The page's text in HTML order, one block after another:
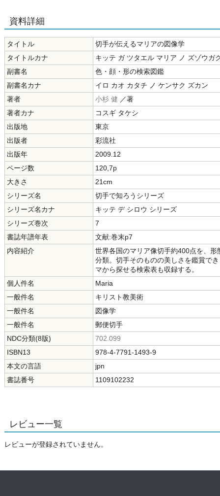
資料詳細
タイトル
切手が伝えるマリアの図像学
タイトルカナ
キッテ ガ ツタエル マリア ノ ズゾウガ
副書名
色・顔・形の検索図鑑
副書名カナ
イロ カオ カタチ ノ ケンサク ズカン
著者
小杉 健 ／著
著者カナ
コスギ タケシ
出版地
東京
出版者
彩流社
出版年
2009.12
ページ数
120,7p
大きさ
21cm
シリーズ名
切手で知ろうシリーズ
シリーズ名カナ
キッテ デ シロウ シリーズ
シリーズ巻次
7
書誌年譜年表
文献:巻末p7
内容紹介
世界各国のマリア像切手約400点を、
分類。切手そのものの美しさを鑑賞で
マから探せる検索表も収録する。
個人件名
Maria
一般件名
キリスト教美術
一般件名
図像学
一般件名
郵便切手
NDC分類(8版)
702.099
ISBN13
978-4-7791-1493-9
本文の言語
jpn
書誌番号
1109102232
レビュー一覧
レビューが登録されていません。